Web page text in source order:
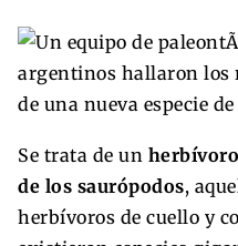
Se trata de un
de los saurópodos,
herbívoros de cuello y